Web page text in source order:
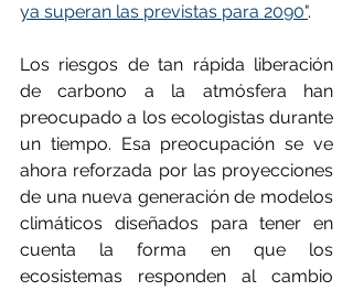
ya superan las previstas para 2090".
Los riesgos de tan rápida liberación
de carbono a la atmósfera han
preocupado a los ecologistas durante
un tiempo. Esa preocupación se ve
ahora reforzada por las proyecciones
de una nueva generación de modelos
climáticos diseñados para tener en
cuenta la forma en que los
ecosistemas responden al cambio